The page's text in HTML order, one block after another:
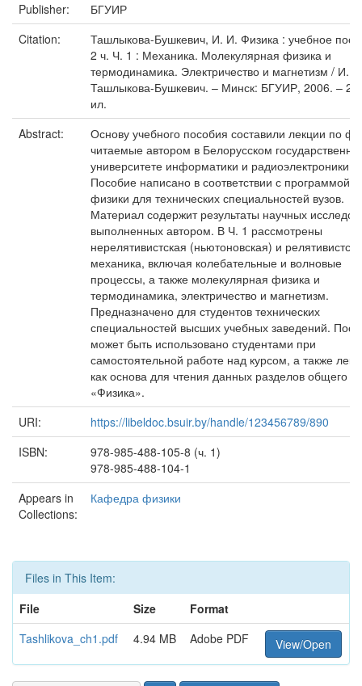
Publisher:
БГУИР
Citation:
Ташлыкова-Бушкевич, И. И. Физика : учебное
2 ч. Ч. 1 : Механика. Молекулярная физика и
термодинамика. Электричество и магнетизм / И.
Ташлыкова-Бушкевич. – Минск: БГУИР, 2006. –
ил.
Abstract:
Основу учебного пособия составили лекции по
читаемые автором в Белорусском
университете информатики и радиоэлектроники.
Пособие написано в соответствии с программой
физики для технических специальностей вузов.
Материал содержит результаты научных
выполненных автором. В Ч. 1 рассмотрены
нерелятивистская (ньютоновская) и
механика, включая колебательные и волновые
процессы, а также молекулярная физика и
термодинамика, электричество и магнетизм.
Предназначено для студентов технических
специальностей высших учебных заведений.
может быть использовано студентами при
самостоятельной работе над курсом, а также
как основа для чтения данных разделов общего
«Физика».
URI:
https://libeldoc.bsuir.by/handle/123456789/890
ISBN:
978-985-488-105-8 (ч. 1)
978-985-488-104-1
Appears in
Collections:
Кафедра физики
Files in This Item:
File
Size
Format
Tashlikova_ch1.pdf
4.94 MB Adobe PDF View/Open